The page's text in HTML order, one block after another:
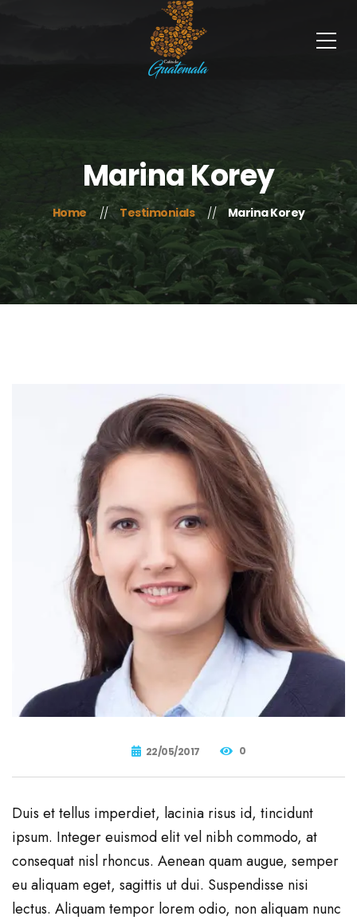
Marina Korey
Home Testimonials Marina Korey
22/05/2017 0
Duis et tellus imperdiet, lacinia risus id, tincidunt
ipsum. Integer euismod elit vel nibh commodo, at
consequat nisl rhoncus. Aenean quam augue, semper
eu aliquam eget, sagittis ut dui. Suspendisse nisi
lectus. Aliquam tempor lorem odio, non aliquam nunc